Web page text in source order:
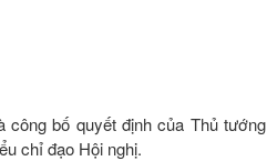
bố quyết định của Thủ
chỉ đạo Hội nghị.